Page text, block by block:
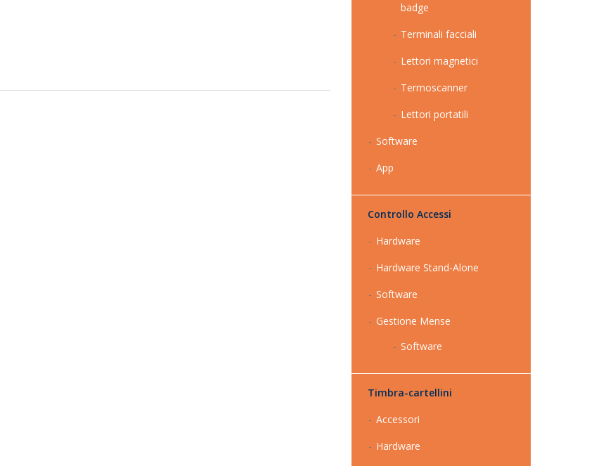
badge
Terminali facciali
Lettori magnetici
Termoscanner
Lettori portatili
Software
App
Controllo Accessi
Hardware
Hardware Stand-Alone
Software
Gestione Mense
Software
Timbra-cartellini
Accessori
Hardware